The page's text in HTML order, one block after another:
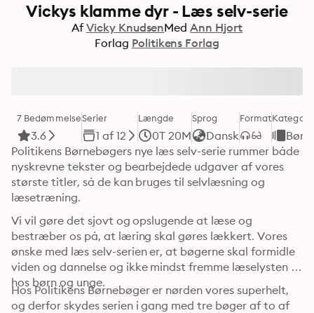
Vickys klamme dyr - Læs selv-serie
Af Vicky KnudsenMed Ann Hjort
Forlag Politikens Forlag
7 Bedømmelse
3.6
Serier
1 af 12
Længde
0T 20M
Sprog
Dansk
FormatKategori
Politikens Børnebøgers nye læs selv-serie rummer både
nyskrevne tekster og bearbejdede udgaver af vores
største titler, så de kan bruges til selvlæsning og
læsetræning.
Vi vil gøre det sjovt og opslugende at læse og
bestræber os på, at læring skal gøres lækkert. Vores
ønske med læs selv-serien er, at bøgerne skal formidle
viden og dannelse og ikke mindst fremme læselysten
hos børn og unge.
Hos Politikens Børnebøger er nørden vores superhelt,
og derfor skydes serien i gang med tre bøger af to af